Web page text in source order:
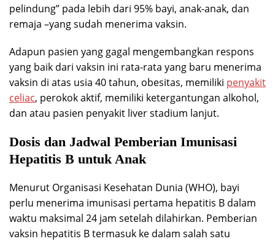
pelindung” pada lebih dari 95% bayi, anak-anak, dan
remaja –yang sudah menerima vaksin.
Adapun pasien yang gagal mengembangkan respons
yang baik dari vaksin ini rata-rata yang baru menerima
vaksin di atas usia 40 tahun, obesitas, memiliki penyakit
celiac, perokok aktif, memiliki ketergantungan alkohol,
dan atau pasien penyakit liver stadium lanjut.
Dosis dan Jadwal Pemberian Imunisasi
Hepatitis B untuk Anak
Menurut Organisasi Kesehatan Dunia (WHO), bayi
perlu menerima imunisasi pertama hepatitis B dalam
waktu maksimal 24 jam setelah dilahirkan. Pemberian
vaksin hepatitis B termasuk ke dalam salah satu